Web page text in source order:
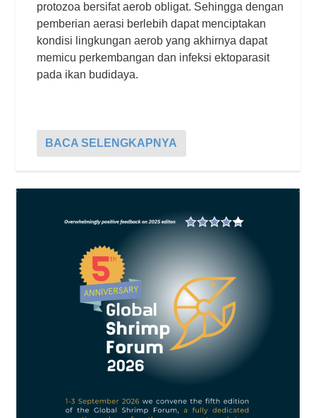
protozoa bersifat aerob obligat. Sehingga dengan
pemberian aerasi berlebih dapat menciptakan
kondisi lingkungan aerob yang akhirnya dapat
memicu perkembangan dan infeksi ektoparasit
pada ikan budidaya.
BACA SELENGKAPNYA